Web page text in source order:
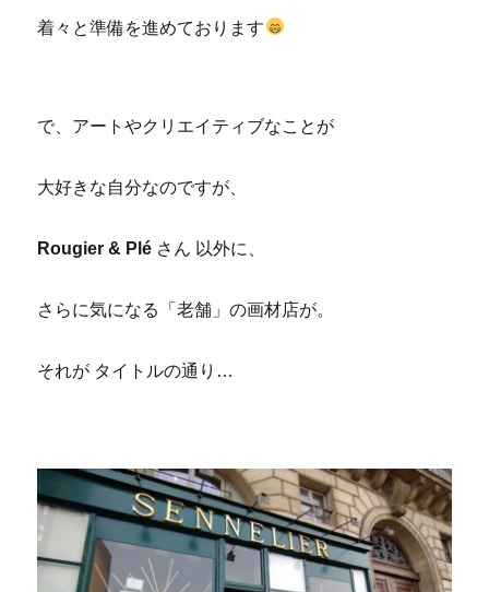
着々と準備を進めております
で、アートやクリエイティブなことが
大好きな自分なのですが、
Rougier & Plé さん 以外に、
さらに気になる「老舗」の画材店が。
それが タイトルの通り…